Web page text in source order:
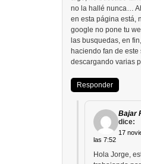
no la hallé nunca…
en esta página está,
google no pone tu
las busquedas, en
haciendo fan de este
descargando varias
Responder
Bajar
dice:
17
las 7:52
Hola Jorge,